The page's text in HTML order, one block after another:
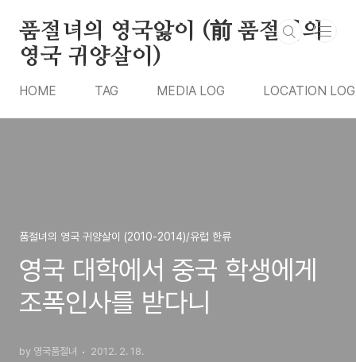
품절녀의 영국앓이 (前 품절녀의
영국 귀양살이)
HOME TAG MEDIA LOG LOCATION LOG
품절녀의 영국 귀양살이 (2010-2014)/유럽 한류
영국 대학에서 중국 학생에게
조폭인사를 받다니
by 영국품절녀 2012. 2. 18.